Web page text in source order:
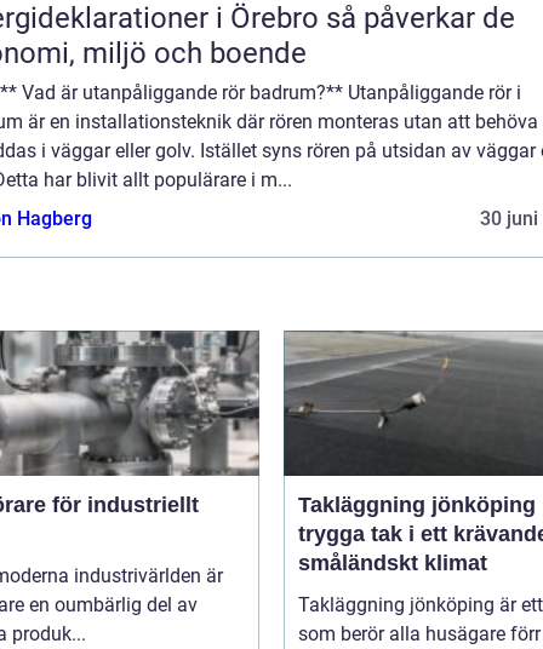
i Örebro så påverkar de
miljö och boende
Vad är utanpåliggande rör badrum?** Utanpåliggande rör i
är en installationsteknik där rören monteras utan att behöva
i väggar eller golv. Istället syns rören på utsidan av väggar
har blivit allt populärare i m...
Hagberg
30 juni
för industriellt
industrivärlden är
en oumbärlig del av
produk...
Takläggning jönköping
trygga tak i ett
småländskt klimat
Takläggning jönköping är
som berör alla husägare